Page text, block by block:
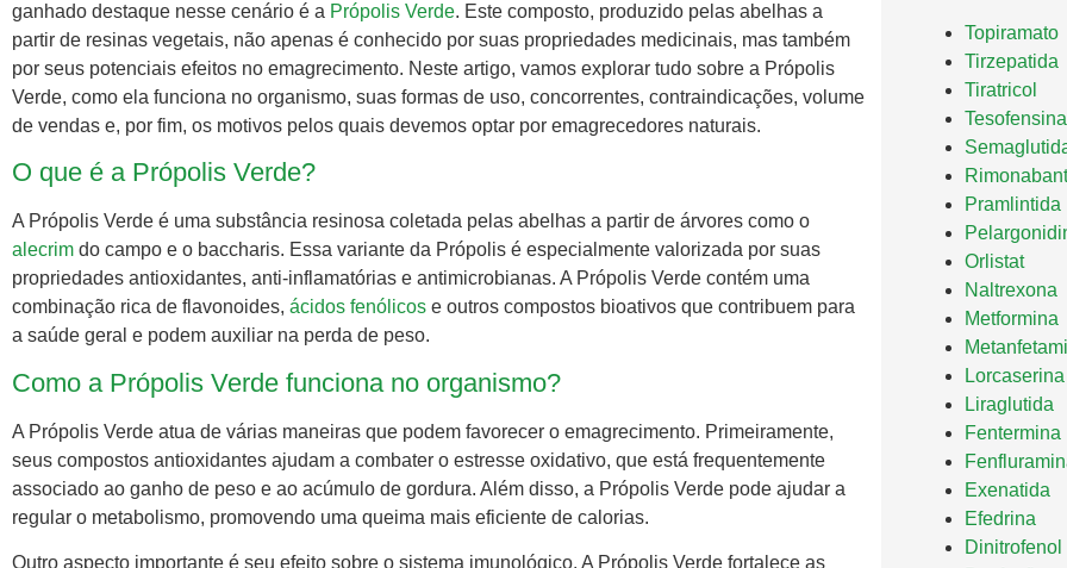
ganhado destaque nesse cenário é a Própolis Verde. Este composto, produzido pelas abelhas a
partir de resinas vegetais, não apenas é conhecido por suas propriedades medicinais, mas também
por seus potenciais efeitos no emagrecimento. Neste artigo, vamos explorar tudo sobre a Própolis
Verde, como ela funciona no organismo, suas formas de uso, concorrentes, contraindicações, volume
de vendas e, por fim, os motivos pelos quais devemos optar por emagrecedores naturais.
O que é a Própolis Verde?
A Própolis Verde é uma substância resinosa coletada pelas abelhas a partir de árvores como o
alecrim do campo e o baccharis. Essa variante da Própolis é especialmente valorizada por suas
propriedades antioxidantes, anti-inflamatórias e antimicrobianas. A Própolis Verde contém uma
combinação rica de flavonoides, ácidos fenólicos e outros compostos bioativos que contribuem para
a saúde geral e podem auxiliar na perda de peso.
Como a Própolis Verde funciona no organismo?
A Própolis Verde atua de várias maneiras que podem favorecer o emagrecimento. Primeiramente,
seus compostos antioxidantes ajudam a combater o estresse oxidativo, que está frequentemente
associado ao ganho de peso e ao acúmulo de gordura. Além disso, a Própolis Verde pode ajudar a
regular o metabolismo, promovendo uma queima mais eficiente de calorias.
Outro aspecto importante é seu efeito sobre o sistema imunológico. A Própolis Verde fortalece as
Topiramato
Tirzepatida
Tiratricol
Tesofensina
Pramlintida
Orlistat
Naltrexona
Metformina
Lorcaserina
Liraglutida
Fentermina
Exenatida
Efedrina
Dinitrofenol